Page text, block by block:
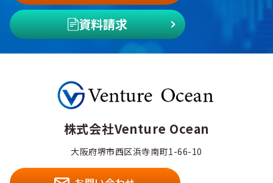
資料請求
株式会社Venture Ocean
大阪府堺市西区浜寺南町1-66-10